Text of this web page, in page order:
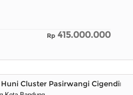
Rp 415.000.000
Cluster Pasirwangi Cigending